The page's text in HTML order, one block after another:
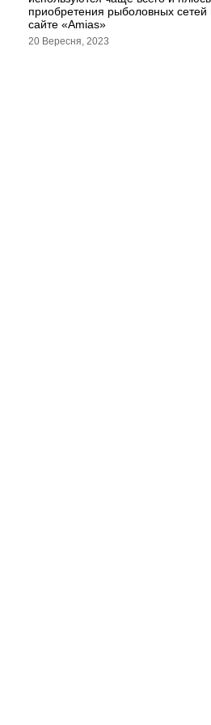
приобретения рыболовных сетей
сайте «Amias»
20 Вересня, 2023